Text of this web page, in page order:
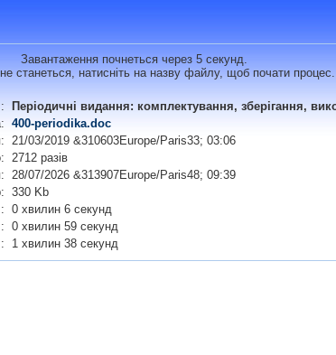
Завантаження почнеться через 5 секунд.
станеться, натисніть на назву файлу, щоб почати процес.
Періодичні видання: комплектування, зберігання,
400-periodika.doc
21/03/2019 &310603Europe/Paris33; 03:06
2712 разів
28/07/2026 &313907Europe/Paris48; 09:39
330 Kb
0 хвилин 6 секунд
0 хвилин 59 секунд
1 хвилин 38 секунд